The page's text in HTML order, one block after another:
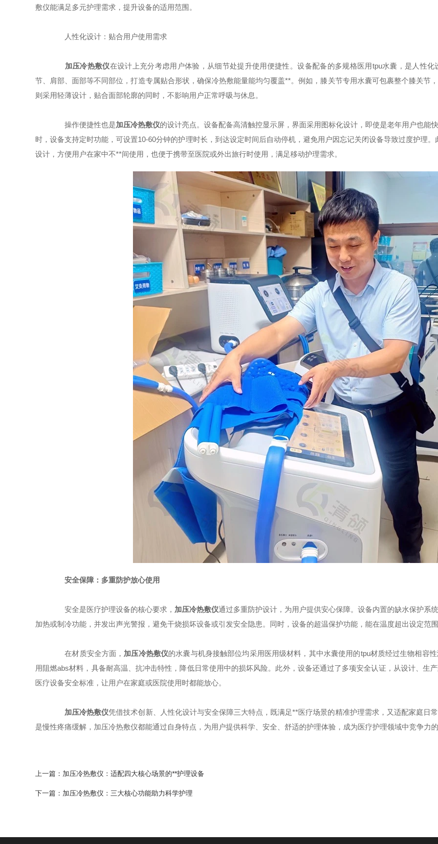
敷仪能满足多元护理需求，提升设备的适用范围。
人性化设计：贴合用户使用需求
加压冷热敷仪在设计上充分考虑用户体验，从细节处提升使用便捷性。设备配备的多规格医用tpu水囊，是人性
节、肩部、面部等不同部位，打造专属贴合形状，确保冷热敷能量能均匀覆盖**。例如，膝关节专用水囊可包裹整个膝关节
则采用轻薄设计，贴合面部轮廓的同时，不影响用户正常呼吸与休息。
操作便捷性也是加压冷热敷仪的设计亮点。设备配备高清触控显示屏，界面采用图标化设计，即使是老年用户也能
时，设备支持定时功能，可设置10-60分钟的护理时长，到达设定时间后自动停机，避免用户因忘记关闭设备导致过度护理
设计，方便用户在家中不**间使用，也便于携带至医院或外出旅行时使用，满足移动护理需求。
安全保障：多重防护放心使用
安全是医疗护理设备的核心要求， 加压冷热敷仪通过多重防护设计，为用户提供安心保障。设备内置的缺水保护系
加热或制冷功能，并发出声光警报，避免干烧损坏设备或引发安全隐患。同时，设备的超温保护功能，能在温度超出设定
在材质安全方面， 加压冷热敷仪的水囊与机身接触部位均采用医用级材料，其中水囊使用的tpu材质经过生物相容
用阻燃abs材料，具备耐高温、抗冲击特性，降低日常使用中的损坏风险。此外，设备还通过了多项安全认证，从设计、生
医疗设备安全标准，让用户在家庭或医院使用时都能放心。
加压冷热敷仪凭借技术创新、人性化设计与安全保障三大特点，既满足**医疗场景的精准护理需求，又适配家庭日
是慢性疼痛缓解，加压冷热敷仪都能通过自身特点，为用户提供科学、安全、舒适的护理体验，成为医疗护理领域中竞争力
上一篇： 加压冷热敷仪：适配四大核心场景的**护理设备​
下一篇： 加压冷热敷仪：三大核心功能助力科学护理​